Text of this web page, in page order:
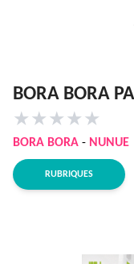
BORA BORA
★ ★ ★ ★ ★
BORA BORA - NUNUE
RUBRIQUES